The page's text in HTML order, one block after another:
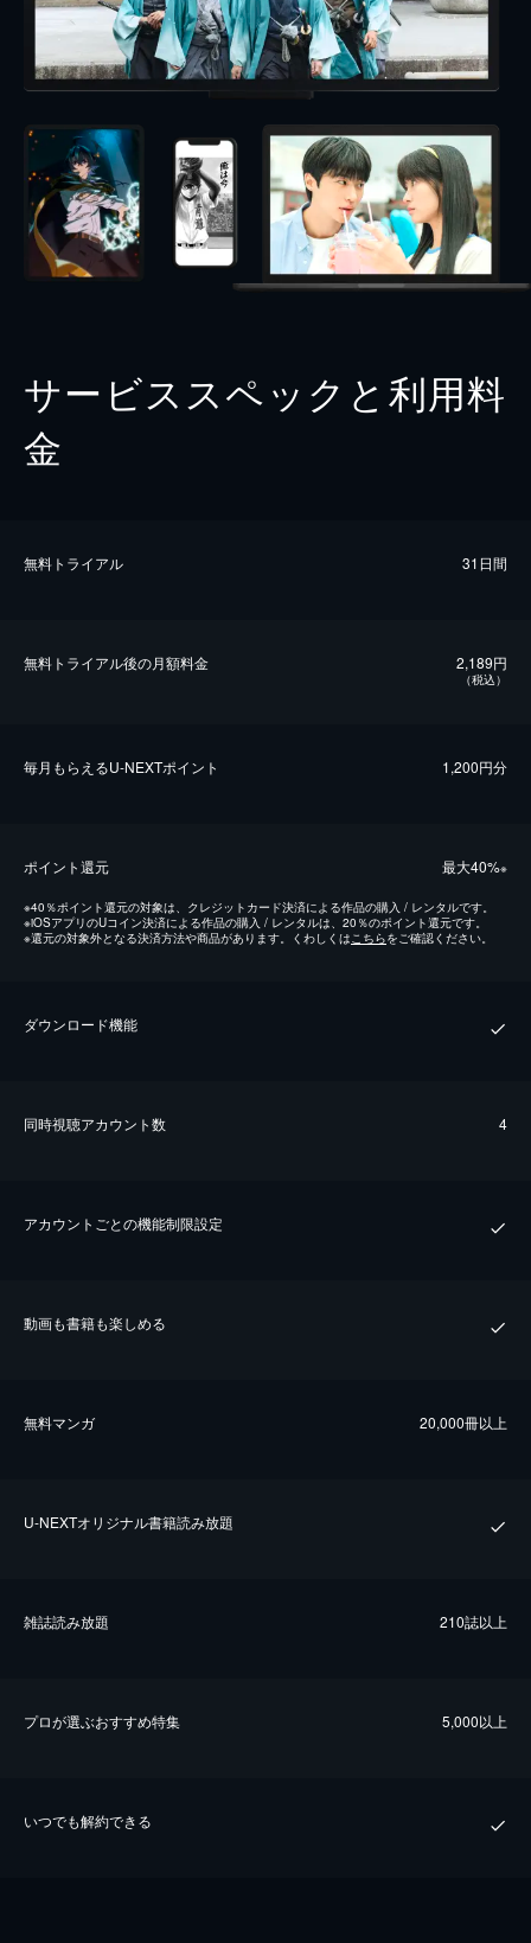
サービススペックと利用料
金
無料トライアル 31日間
無料トライアル後の⽉額料金 2,189円
（税込）
毎⽉もらえるU-NEXTポイント 1,200円分
ポイント還元 最⼤40%※
※40％ポイント還元の対象は、クレジットカード決済による作品の購入 / レンタルです。
※iOSアプリのUコイン決済による作品の購入 / レンタルは、20％のポイント還元です。
※還元の対象外となる決済方法や商品があります。くわしくはこちらをご確認ください。
ダウンロード機能
同時視聴アカウント数 4
アカウントごとの機能制限設定
動画も書籍も楽しめる
無料マンガ 20,000冊以上
U-NEXTオリジナル書籍読み放題
雑誌読み放題 210誌以上
プロが選ぶおすすめ特集 5,000以上
いつでも解約できる